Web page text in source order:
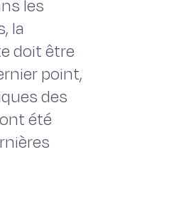
les
la
doit être
point,
des
été